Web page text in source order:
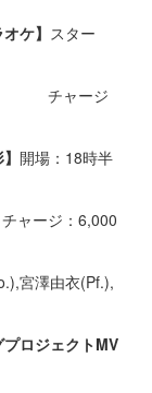
ケ】 スター
ジ
開場：18時半
宮澤由衣(Pf.),
ロジェクトMV